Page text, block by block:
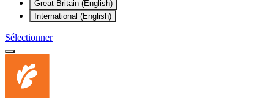
Great Britain (English)
International (English)
Sélectionner